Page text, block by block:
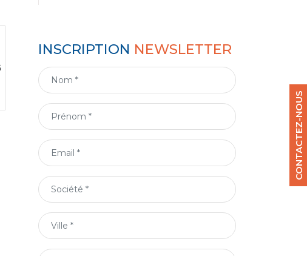
CONTACTEZ-NOUS
INSCRIPTION NEWSLETTER